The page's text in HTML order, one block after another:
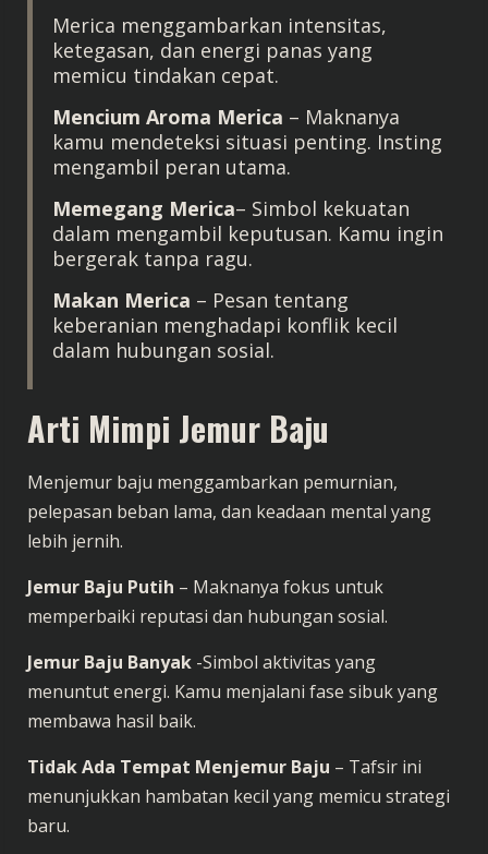
Merica menggambarkan intensitas,
ketegasan, dan energi panas yang
memicu tindakan cepat.
Mencium Aroma Merica – Maknanya
kamu mendeteksi situasi penting. Insting
mengambil peran utama.
Memegang Merica– Simbol kekuatan
dalam mengambil keputusan. Kamu ingin
bergerak tanpa ragu.
Makan Merica – Pesan tentang
keberanian menghadapi konflik kecil
dalam hubungan sosial.
Arti Mimpi Jemur Baju
Menjemur baju menggambarkan pemurnian,
pelepasan beban lama, dan keadaan mental yang
lebih jernih.
Jemur Baju Putih – Maknanya fokus untuk
memperbaiki reputasi dan hubungan sosial.
Jemur Baju Banyak -Simbol aktivitas yang
menuntut energi. Kamu menjalani fase sibuk yang
membawa hasil baik.
Tidak Ada Tempat Menjemur Baju – Tafsir ini
menunjukkan hambatan kecil yang memicu strategi
baru.